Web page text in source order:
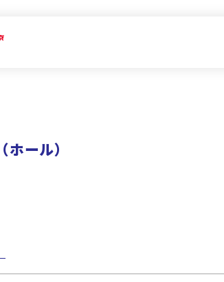
（ホール）